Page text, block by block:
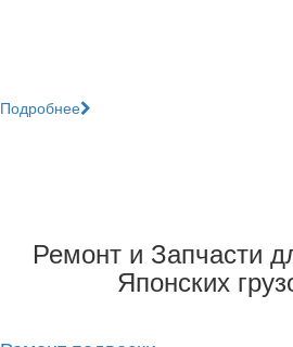
Подробнее
Ремонт и Запчасти
Японских